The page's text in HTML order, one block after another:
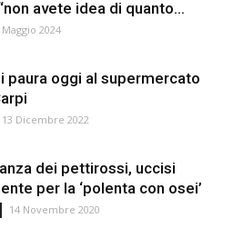
avete idea di quanto...
Maggio 2024
paura oggi al supermercato
13 Dicembre 2022
dei pettirossi, uccisi
per la ‘polenta con osei’
14 Novembre 2020